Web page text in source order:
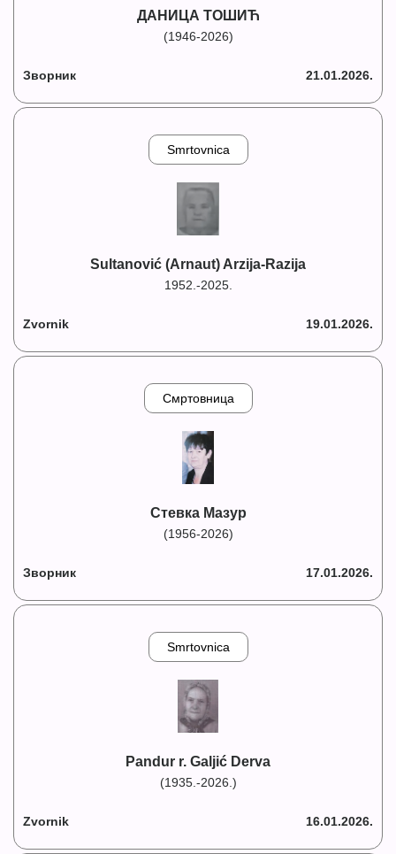
ДАНИЦА ТОШИЋ
(1946-2026)
Зворник 21.01.2026.
Smrtovnica
Sultanović (Arnaut) Arzija-Razija
1952.-2025.
Zvornik 19.01.2026.
Смртовница
Стевка Мазур
(1956-2026)
Зворник 17.01.2026.
Smrtovnica
Pandur r. Galjić Derva
(1935.-2026.)
Zvornik 16.01.2026.